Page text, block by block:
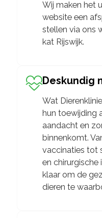
Wij maken het
website een
stellen via ons
kat Rijswijk.
Deskundig
Wat
hun toewijding
aandacht en
binnenkomt.
vaccinaties tot
en
klaar om de
dieren te